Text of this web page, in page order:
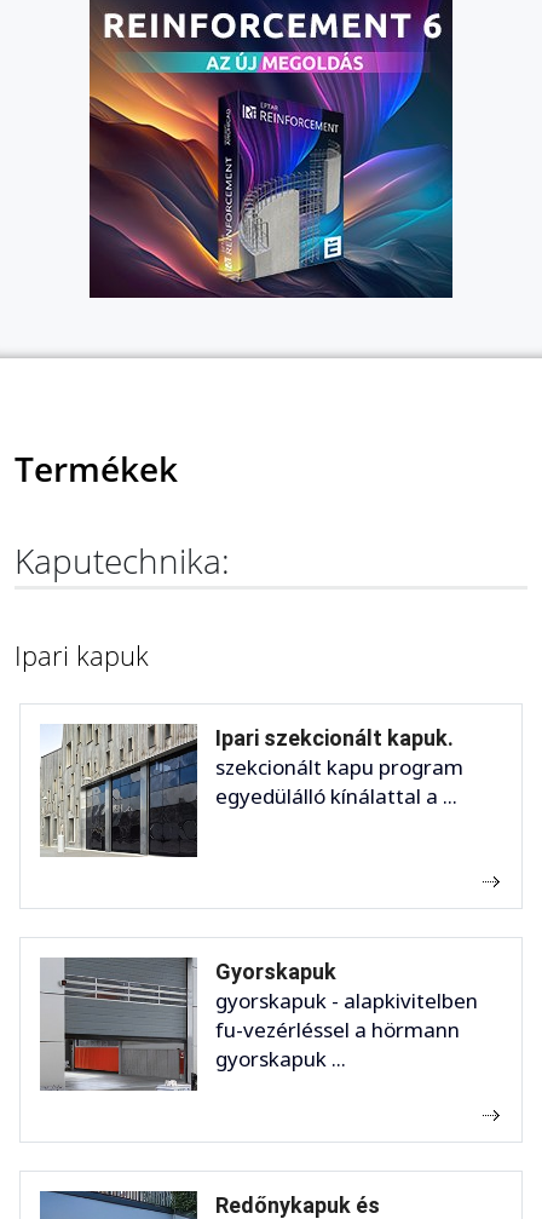
Termékek
Kaputechnika:
Ipari kapuk
Ipari szekcionált kapuk.
szekcionált kapu program
egyedülálló kínálattal a ...
Gyorskapuk
gyorskapuk - alapkivitelben
fu-vezérléssel a hörmann
gyorskapuk ...
Redőnykapuk és